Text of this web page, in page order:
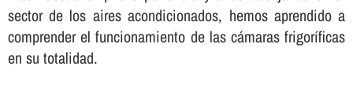
sector de los aires acondicionados, hemos aprendido a
comprender el funcionamiento de las cámaras frigorí­ficas
en su totalidad.